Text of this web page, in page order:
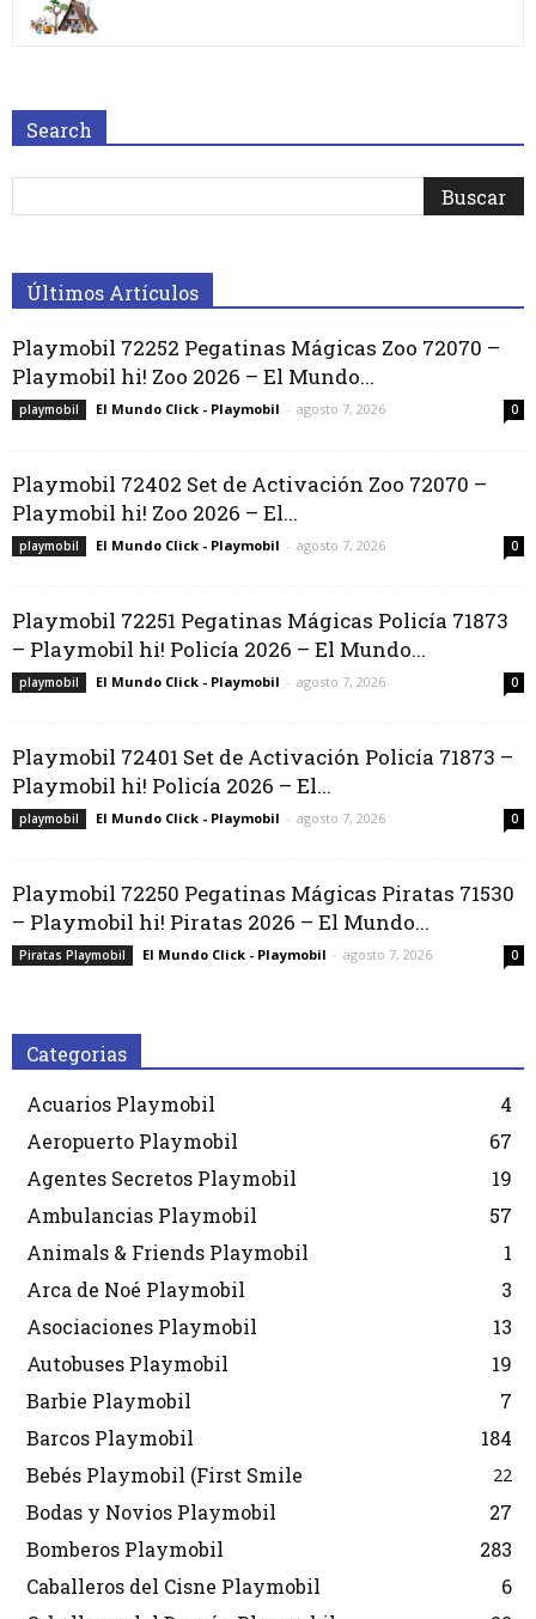
Search
Últimos Artículos
Playmobil 72252 Pegatinas Mágicas Zoo 72070 –
Playmobil hi! Zoo 2026 – El Mundo...
playmobil El Mundo Click - Playmobil - agosto 7, 2026 0
Playmobil 72402 Set de Activación Zoo 72070 –
Playmobil hi! Zoo 2026 – El...
playmobil El Mundo Click - Playmobil - agosto 7, 2026 0
Playmobil 72251 Pegatinas Mágicas Policía 71873
– Playmobil hi! Policía 2026 – El Mundo...
playmobil El Mundo Click - Playmobil - agosto 7, 2026 0
Playmobil 72401 Set de Activación Policía 71873 –
Playmobil hi! Policía 2026 – El...
playmobil El Mundo Click - Playmobil - agosto 7, 2026 0
Playmobil 72250 Pegatinas Mágicas Piratas 71530
– Playmobil hi! Piratas 2026 – El Mundo...
Piratas Playmobil El Mundo Click - Playmobil - agosto 7, 2026 0
Categorias
Acuarios Playmobil
4
Aeropuerto Playmobil
67
Agentes Secretos Playmobil
19
Ambulancias Playmobil
57
Animals & Friends Playmobil
1
Arca de Noé Playmobil
3
Asociaciones Playmobil
13
Autobuses Playmobil
19
Barbie Playmobil
7
Barcos Playmobil
184
Bebés Playmobil (First Smile
22
Bodas y Novios Playmobil
27
Bomberos Playmobil
283
Caballeros del Cisne Playmobil
6